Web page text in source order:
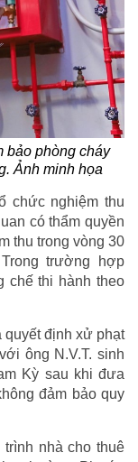
bảo phòng cháy
Ảnh minh họa
chức nghiệm thu
có thẩm quyền
thu trong vòng 30
trường hợp
chế thi hành theo
quyết định xử phạt
ông N.V.T. sinh
Kỳ sau khi đưa
đảm bảo quy
nhà cho thuê